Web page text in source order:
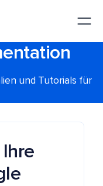
und Tutorials für